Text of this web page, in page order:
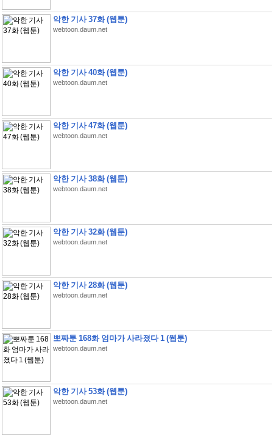
악한 기사 37화 (웹툰)
webtoon.daum.net
악한 기사 40화 (웹툰)
webtoon.daum.net
악한 기사 47화 (웹툰)
webtoon.daum.net
악한 기사 38화 (웹툰)
webtoon.daum.net
악한 기사 32화 (웹툰)
webtoon.daum.net
악한 기사 28화 (웹툰)
webtoon.daum.net
뽀짜툰 168화 엄마가 사라졌다 1 (웹툰)
webtoon.daum.net
악한 기사 53화 (웹툰)
webtoon.daum.net